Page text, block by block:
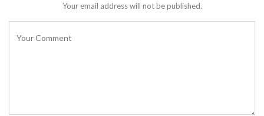
Your email address will not be published.